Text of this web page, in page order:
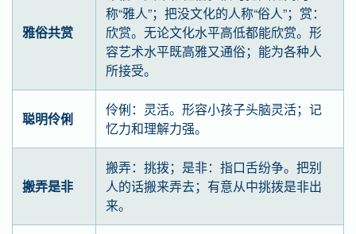
雅俗共赏
称“雅人”；把没文化的人称“俗人”；赏：
欣赏。无论文化水平高低都能欣赏。形
容艺术水平既高雅又通俗；能为各种人
所接受。
聪明伶俐
伶俐：灵活。形容小孩子头脑灵活；记
忆力和理解力强。
搬弄是非
搬弄：挑拨；是非：指口舌纷争。把别
人的话搬来弄去；有意从中挑拨是非出
来。